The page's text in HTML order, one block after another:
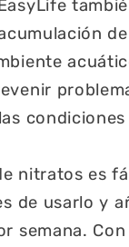
condiciones
nitratos es
de usarlo y
semana.